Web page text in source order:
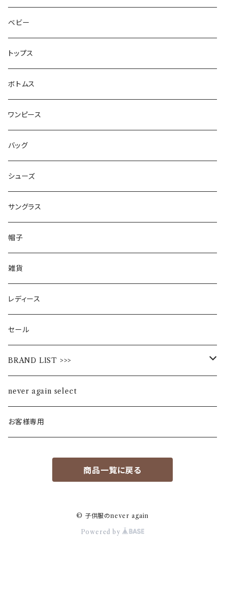
ベビー
トップス
ボトムス
ワンピース
バッグ
シューズ
サングラス
帽子
雑貨
レディース
セール
BRAND LIST >>>
ALL STAR
Alohaloha
never again select
お客様専用
商品一覧に戻る
© 子供服のnever again
Powered by